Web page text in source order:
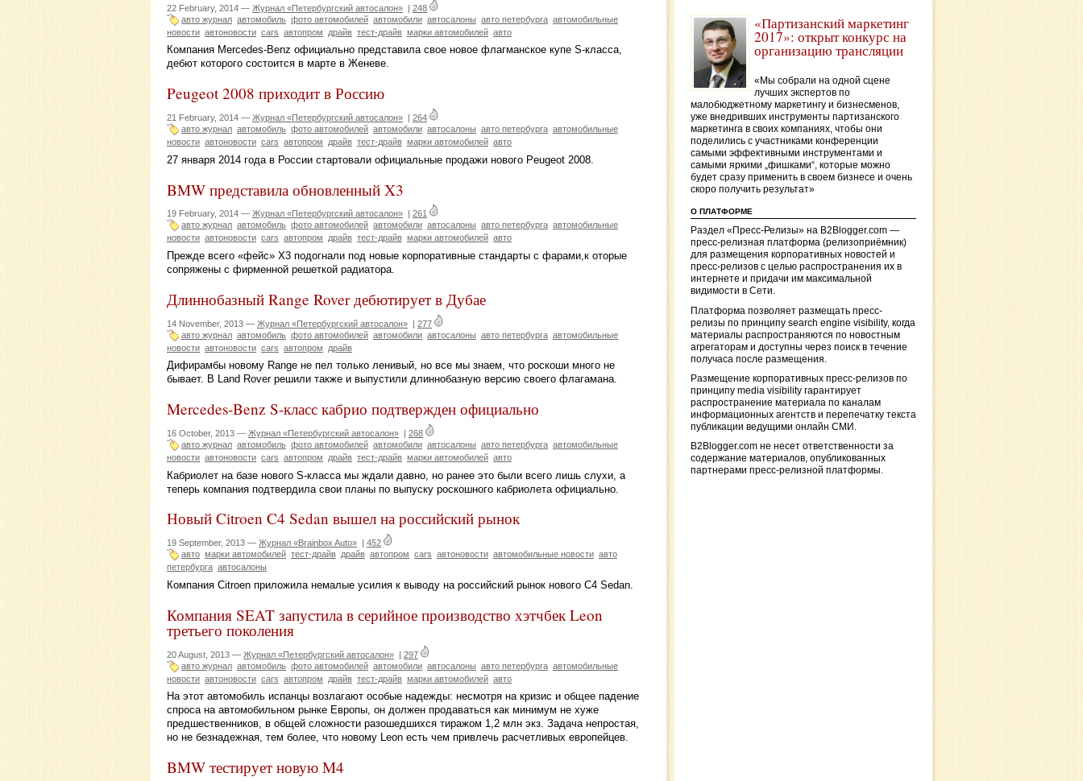
22 February, 2014 — Журнал «Петербургский автосалон» | 248
авто журнал автомобиль фото автомобилей автомобили автосалоны авто петербурга автомобильные
новости автоновости cars автопром драйв тест-драйв марки автомобилей авто
Компания Mercedes-Benz официально представила свое новое флагманское купе S-класса,
дебют которого состоится в марте в Женеве.
Peugeot 2008 приходит в Россию
21 February, 2014 — Журнал «Петербургский автосалон»
264
авто журнал автомобиль фото автомобилей автомобили автосалоны авто петербурга автомобильные
новости автоновости cars автопром драйв тест-драйв марки автомобилей авто
27 января 2014 года в России стартовали официальные продажи нового Peugeot 2008.
BMW представила обновленный X3
19 February, 2014 — Журнал «Петербургский автосалон»
261
авто журнал автомобиль фото автомобилей автомобили автосалоны авто петербурга автомобильные
новости автоновости cars автопром драйв тест-драйв марки автомобилей авто
Прежде всего «фейс» X3 подогнали под новые корпоративные стандарты с фарами,к оторые
сопряжены с фирменной решеткой радиатора.
Длиннобазный Range Rover дебютирует в Дубае
14 November, 2013 — Журнал «Петербургский автосалон» | 277
авто журнал автомобиль фото автомобилей автомобили автосалоны авто петербурга автомобильные
новости автоновости cars автопром драйв
Дифирамбы новому Range не пел только ленивый, но все мы знаем, что роскоши много не
бывает. В Land Rover решили также и выпустили длиннобазную версию своего флагамана.
Mercedes-Benz S-класс кабрио подтвержден официально
16 October, 2013 — Журнал «Петербургский автосалон» | 268
авто журнал автомобиль фото автомобилей автомобили автосалоны авто петербурга автомобильные
новости автоновости cars автопром драйв тест-драйв марки автомобилей авто
Кабриолет на базе нового S-класса мы ждали давно, но ранее это были всего лишь слухи, а
теперь компания подтвердила свои планы по выпуску роскошного кабриолета официально.
Новый Citroen C4 Sedan вышел на российский рынок
19 September, 2013 — Журнал «Brainbox Auto»
452
авто марки автомобилей тест-драйв драйв автопром cars автоновости автомобильные новости авто
петербурга автосалоны
Компания Citroen приложила немалые усилия к выводу на российский рынок нового C4 Sedan.
Компания SEAT запустила в серийное производство хэтчбек Leon
третьего поколения
20 August, 2013 — Журнал «Петербургский автосалон» | 297
авто журнал автомобиль фото автомобилей автомобили автосалоны авто петербурга автомобильные
новости автоновости cars автопром драйв тест-драйв марки автомобилей авто
На этот автомобиль испанцы возлагают особые надежды: несмотря на кризис и общее падение
спроса на автомобильном рынке Европы, он должен продаваться как минимум не хуже
предшественников, в общей сложности разошедшихся тиражом 1,2 млн экз. Задача непростая,
но не безнадежная, тем более, что новому Leon есть чем привлечь расчетливых европейцев.
BMW тестирует новую M4
«Партизанский маркетинг
2017»: открыт конкурс на
организацию трансляции
«Мы собрали на одной сцене
лучших экспертов по
малобюджетному маркетингу и бизнесменов,
уже внедривших инструменты партизанского
маркетинга в своих компаниях, чтобы они
поделились с участниками конференции
самыми эффективными инструментами и
самыми яркими „фишками“, которые можно
будет сразу применить в своем бизнесе и очень
скоро получить результат»
О ПЛАТФОРМЕ
Раздел «Пресс-Релизы» на B2Blogger.com —
пресс-релизная платформа (релизоприёмник)
для размещения корпоративных новостей и
пресс-релизов с целью распространения их в
интернете и придачи им максимальной
видимости в Сети.
Платформа позволяет размещать пресс-
релизы по принципу search engine visibility, когда
материалы распространяются по новостным
агрегаторам и доступны через поиск в течение
получаса после размещения.
Размещение корпоративных пресс-релизов по
принципу media visibility гарантирует
распространение материала по каналам
информационных агентств и перепечатку текста
публикации ведущими онлайн СМИ.
B2Blogger.com не несет ответственности за
содержание материалов, опубликованных
партнерами пресс-релизной платформы.